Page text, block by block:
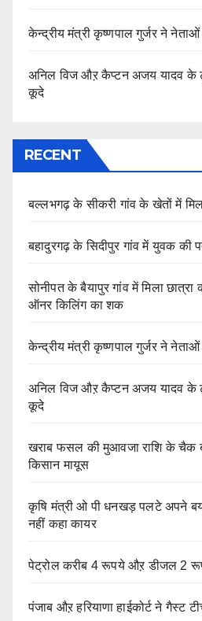
केन्द्रीय मंत्री कृष्णपाल गुर्जर ने नेताओं
अनिल विज औऱ कैप्टन अजय यादव के
कूदे
RECENT
बल्लभगढ़ के सीकरी गांव के खेतों में
बहादुरगढ़ के सिदीपुर गांव में युवक की
सोनीपत के बैयापुर गांव में मिला
ऑनर किलिंग का शक
केन्द्रीय मंत्री कृष्णपाल गुर्जर ने नेताओं
अनिल विज औऱ कैप्टन अजय यादव के
कूदे
खराब फसल की मुआवजा राशि के चैक
किसान मायूस
कृषि मंत्री ओ पी धनखड़ पलटे अपने
नहीं कहा कायर
पेट्रोल करीब 4 रूपये औऱ डीजल 2
पंजाब औऱ हरियाणा हाईकोर्ट ने गैस्ट